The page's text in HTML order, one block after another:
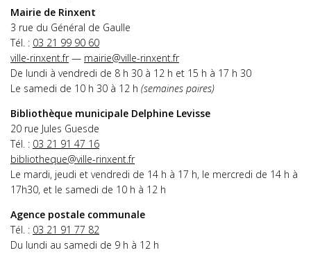
Mairie de Rinxent
3 rue du Général de Gaulle
Tél. : 03 21 99 90 60
ville-rinxent.fr— mairie@ville-rinxent.fr
De lundi à vendredi de 8 h 30 à 12 h et 15 h à 17 h 30
Le samedi de 10 h 30 à 12 h (semaines paires)
Bibliothèque municipale Delphine Levisse
20 rue Jules Guesde
Tél. : 03 21 91 47 16
bibliotheque@ville-rinxent.fr
Le mardi, jeudi et vendredi de 14 h à 17 h, le mercredi de 14 h à
17h30, et le samedi de 10 h à 12 h
Agence postale communale
Tél. : 03 21 91 77 82
Du lundi au samedi de 9 h à 12 h